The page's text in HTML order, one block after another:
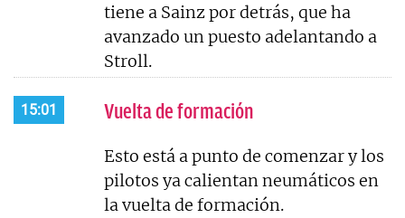
tiene a Sainz por detrás, que ha
avanzado un puesto adelantando a
Stroll.
15:01 Vuelta de formación
Esto está a punto de comenzar y los
pilotos ya calientan neumáticos en
la vuelta de formación.